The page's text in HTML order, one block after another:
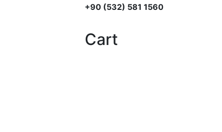
+90 (532) 581 1560
Cart